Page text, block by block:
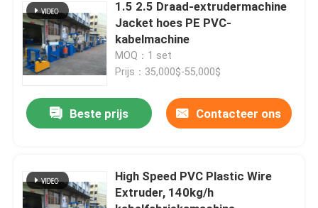
1.5 2.5 Draad-extrudermachine
Jacket hoes PE PVC-
kabelmachine
MOQ：1 set
Prijs：35,000$-55,000$
Beste prijs Contacteer ons
High Speed PVC Plastic Wire
Extruder, 140kg/h